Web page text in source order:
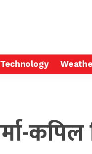
Technology
कपिल